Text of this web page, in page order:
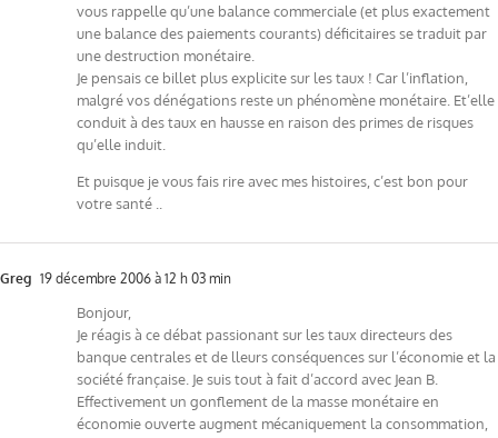
vous rappelle qu’une balance commerciale (et plus exactement
une balance des paiements courants) déficitaires se traduit par
une destruction monétaire.
Je pensais ce billet plus explicite sur les taux ! Car l’inflation,
malgré vos dénégations reste un phénomène monétaire. Et’elle
conduit à des taux en hausse en raison des primes de risques
qu’elle induit.
Et puisque je vous fais rire avec mes histoires, c’est bon pour
votre santé ..
Greg 19 décembre 2006 à 12 h 03 min
Bonjour,
Je réagis à ce débat passionant sur les taux directeurs des
banque centrales et de lleurs conséquences sur l’économie et la
société française. Je suis tout à fait d’accord avec Jean B.
Effectivement un gonflement de la masse monétaire en
économie ouverte augment mécaniquement la consommation,